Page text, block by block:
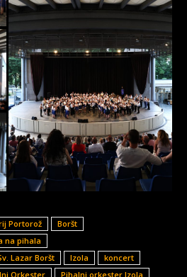
Portorož
Boršt
na pihala
Lazar Boršt
Izola
koncert
Orkester
Pihalni orkester Izola